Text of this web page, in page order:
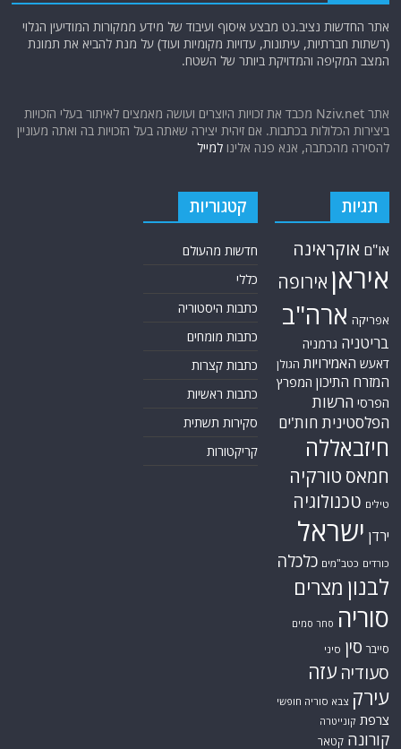
אתר החדשות נציב.נט מבצע איסוף ועיבוד של מידע ממקורות המודיעין הגלוי
(רשתות חברתיות, עיתונות, עדויות מקומיות ועוד) על מנת להביא את תמונת
המצב המקיפה והמדויקת ביותר של השטח.
אתר Nziv.net מכבד את זכויות היוצרים ועושה מאמצים לאיתור בעלי הזכויות
ביצירות הכלולות בכתבות. אם זיהית יצירה שאתה בעל הזכויות בה ואתה מעוניין
להסירה מהכתבה, אנא פנה אלינולמייל
תגיות
או"ם אוקראינה
איראן אירופה
אפריקה ארה"ב
בריטניה גרמניה
דאעש האמירויות הגולן
המזרח התיכון המפרץ
הפרסי הרשות
הפלסטינית חות'ים
חיזבאללה
חמאס טורקיה
טילים טכנולוגיה
ירדן ישראל
כורדים כטב"מים כלכלה
לבנון מצרים
סוריה סחר סמים
סייבר סין סיני
סעודיה עזה
עירק צבא סוריה חופשי
צרפת קונייטרה
קורונה קטאר
קטגוריות
חדשות מהעולם
כללי
כתבות היסטוריה
כתבות מומחים
כתבות קצרות
כתבות ראשיות
סקירות תשתית
קריקטורות